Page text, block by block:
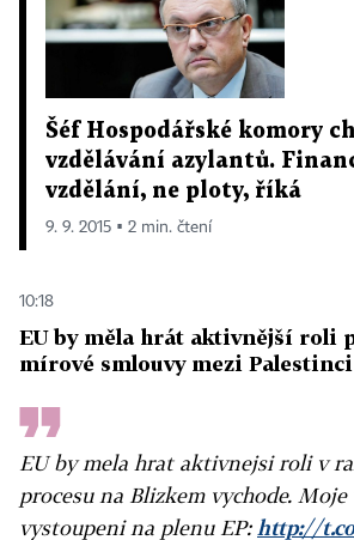
Šéf Hospodářské komory
vzdělávání azylantů.
vzdělání, ne ploty, říká
9. 9. 2015 ▪ 2 min. čtení
10:18
EU by měla hrát aktivnější roli
mírové smlouvy mezi
EU by mela hrat aktivnejsi roli v
procesu na Blizkem vychode. Moje
vystoupeni na plenu EP: http://